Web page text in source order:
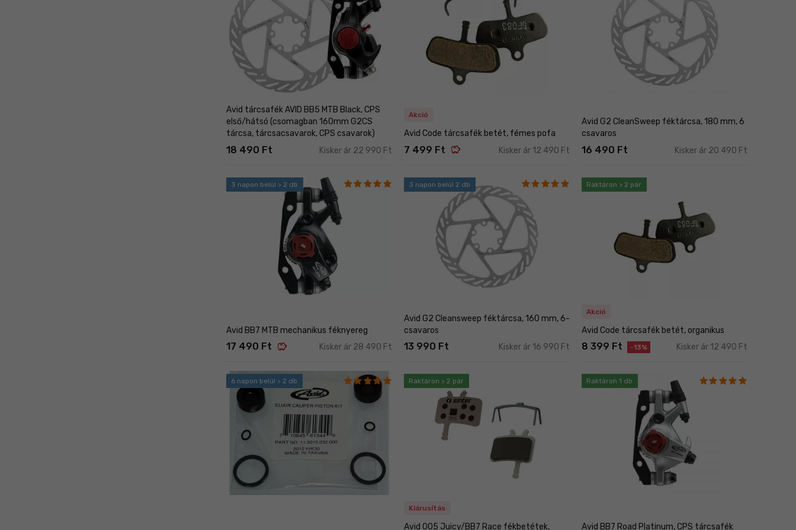
Avid tárcsafék AVID BB5 MTB Black, CPS
első/hátsó (csomagban 160mm G2CS
tárcsa, tárcsacsavarok, CPS csavarok)
18 490 Ft Kisker ár 22 990 Ft
Akció
Avid Code tárcsafék betét, fémes pofa
7 499 Ft savings Kisker ár 12 490 Ft
Avid G2 CleanSweep féktárcsa, 180 mm, 6
csavaros
16 490 Ft Kisker ár 20 490 Ft
3 napon belül > 2 db
Avid BB7 MTB mechanikus féknyereg
17 490 Ft savings Kisker ár 28 490 Ft
3 napon belül 2 db
Avid G2 Cleansweep féktárcsa, 160 mm, 6-
csavaros
13 990 Ft Kisker ár 16 990 Ft
Raktáron > 2 pár
Akció
Avid Code tárcsafék betét, organikus
8 399 Ft -13% Kisker ár 12 490 Ft
6 napon belül > 2 db Raktáron > 2 pár
Kiárusítás
Avid 005 Juicy/BB7 Race fékbetétek,
Raktáron 1 db
Avid BB7 Road Platinum, CPS tárcsafék